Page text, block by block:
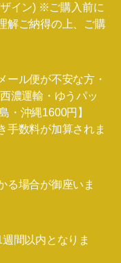
イン) ※ご購入前に
解ご納得の上、ご購
ール便が不安な方・
濃運輸・ゆうパッ
・沖縄1600円】
手数料が加算されま
場合が御座いま
間以内となりま